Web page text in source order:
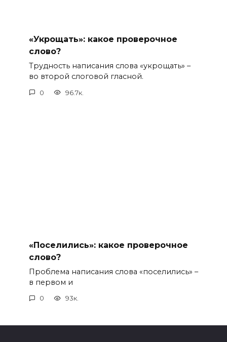
«Укрощать»: какое проверочное
слово?
Трудность написания слова «укрощать» –
во второй слоговой гласной.
0 96.7к.
«Поселились»: какое проверочное
слово?
Проблема написания слова «поселились» –
в первом и
0 93к.